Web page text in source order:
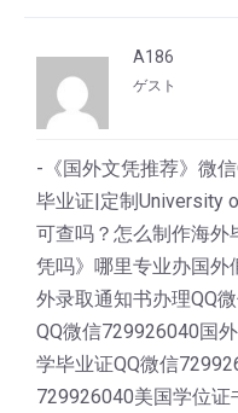
A186
ゲスト
-《国外文凭推荐》微
毕业证|定制University
可查吗？怎么制作海外
凭吗》哪里专业办国外
外录取通知书办理QQ
QQ微信729926040国
学毕业证QQ微信
729926040美国学位证